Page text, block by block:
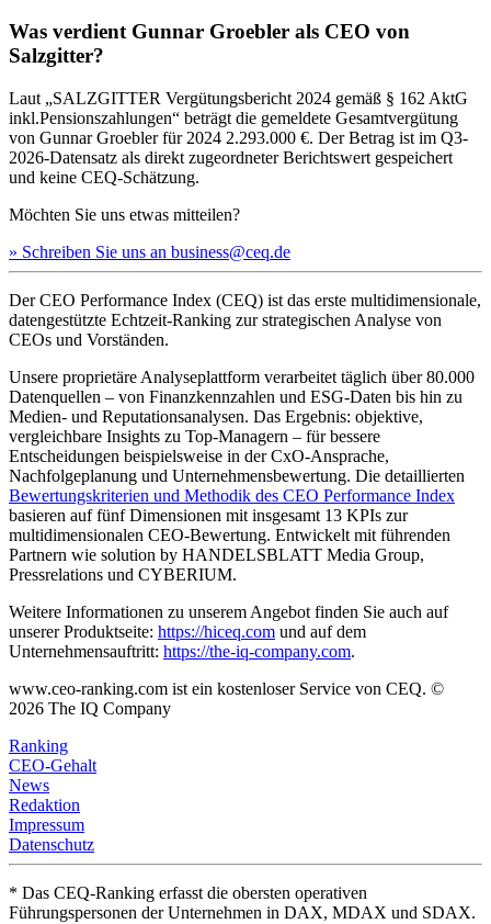
Was verdient Gunnar Groebler als CEO von
Salzgitter?
Laut „SALZGITTER Vergütungsbericht 2024 gemäß § 162 AktG
inkl.Pensionszahlungen“ beträgt die gemeldete Gesamtvergütung
von Gunnar Groebler für 2024 2.293.000 €. Der Betrag ist im Q3-
2026-Datensatz als direkt zugeordneter Berichtswert gespeichert
und keine CEQ-Schätzung.
Möchten Sie uns etwas mitteilen?
» Schreiben Sie uns an business@ceq.de
Der CEO Performance Index (CEQ) ist das erste multidimensionale,
datengestützte Echtzeit-Ranking zur strategischen Analyse von
CEOs und Vorständen.
Unsere proprietäre Analyseplattform verarbeitet täglich über 80.000
Datenquellen – von Finanzkennzahlen und ESG-Daten bis hin zu
Medien- und Reputationsanalysen. Das Ergebnis: objektive,
vergleichbare Insights zu Top-Managern – für bessere
Entscheidungen beispielsweise in der CxO-Ansprache,
Nachfolgeplanung und Unternehmensbewertung. Die detaillierten
Bewertungskriterien und Methodik des CEO Performance Index
basieren auf fünf Dimensionen mit insgesamt 13 KPIs zur
multidimensionalen CEO-Bewertung. Entwickelt mit führenden
Partnern wie solution by HANDELSBLATT Media Group,
Pressrelations und CYBERIUM.
Weitere Informationen zu unserem Angebot finden Sie auch auf
unserer Produktseite: https://hiceq.com und auf dem
Unternehmensauftritt: https://the-iq-company.com.
www.ceo-ranking.com ist ein kostenloser Service von CEQ. ©
2026 The IQ Company
Ranking
CEO-Gehalt
News
Redaktion
Impressum
Datenschutz
* Das CEQ-Ranking erfasst die obersten operativen
Führungspersonen der Unternehmen in DAX, MDAX und SDAX.